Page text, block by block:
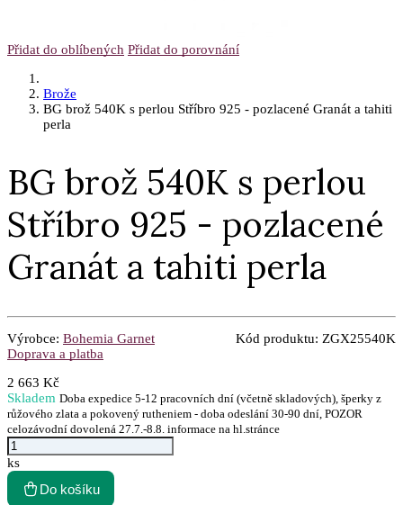
Přidat do oblíbených Přidat do porovnání
Brože
BG brož 540K s perlou Stříbro 925 - pozlacené Granát a tahiti
perla
BG brož 540K s perlou
Stříbro 925 - pozlacené
Granát a tahiti perla
Výrobce: Bohemia Garnet Kód produktu: ZGX25540K
Doprava a platba
2 663 Kč
Skladem Doba expedice 5-12 pracovních dní (včetně skladových), šperky z
růžového zlata a pokovený rutheniem - doba odeslání 30-90 dní, POZOR
celozávodní dovolená 27.7.-8.8. informace na hl.stránce
ks
Do košíku